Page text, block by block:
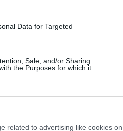
Data for Targeted
Sale, and/or Sharing
the Purposes for which it
related to advertising like cookies on